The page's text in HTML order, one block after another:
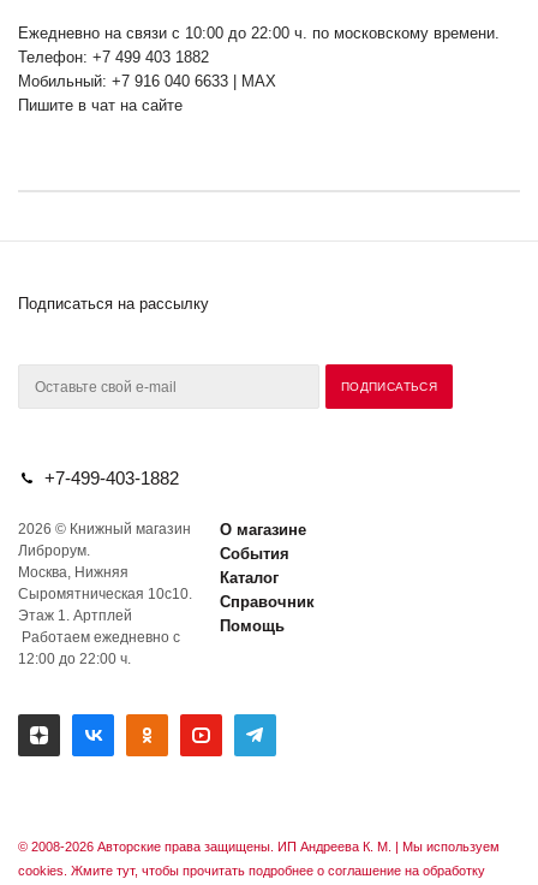
Ежедневно на связи с 10:00 до 22:00 ч. по московскому времени.
Телефон: +7 499 403 1882
Мобильный: +7 916 040 6633 | MAX
Пишите в чат на сайте
Подписаться на рассылку
+7-499-403-1882
2026 © Книжный магазин
Либрорум.
Москва, Нижняя
Сыромятническая 10с10.
Этаж 1. Артплей
Работаем ежедневно с
12:00 до 22:00 ч.
О магазине
События
Каталог
Справочник
Помощь
© 2008-2026 Авторские права защищены. ИП Андреева К. М. | Мы используем
cookies. Жмите тут, чтобы прочитать подробнее о соглашение на обработку